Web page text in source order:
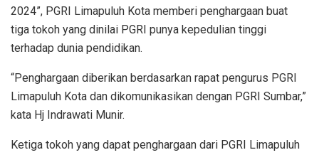
2024”, PGRI Limapuluh Kota memberi penghargaan buat
tiga tokoh yang dinilai PGRI punya kepedulian tinggi
terhadap dunia pendidikan.
“Penghargaan diberikan berdasarkan rapat pengurus PGRI
Limapuluh Kota dan dikomunikasikan dengan PGRI Sumbar,”
kata Hj Indrawati Munir.
Ketiga tokoh yang dapat penghargaan dari PGRI Limapuluh